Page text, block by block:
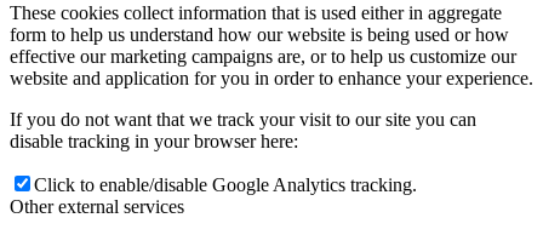
These cookies collect information that is used either in aggregate
form to help us understand how our website is being used or how
effective our marketing campaigns are, or to help us customize our
website and application for you in order to enhance your experience.
If you do not want that we track your visit to our site you can
disable tracking in your browser here:
Click to enable/disable Google Analytics tracking.
Other external services